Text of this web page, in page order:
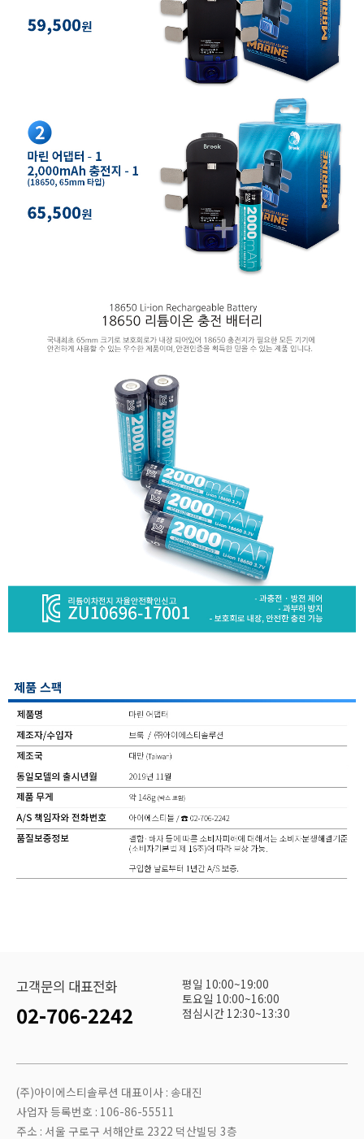
고객문의 대표전화
02-706-2242
평일 10:00~19:00
토요일 10:00~16:00
점심시간 12:30~13:30
(주)아이에스티솔루션 대표이사 : 송대진
사업자 등록번호 : 106-86-55511
주소 : 서울 구로구 서해안로 2322 덕산빌딩 3층